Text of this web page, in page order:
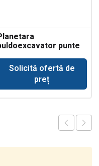
punte
Solicită ofertă de
preț